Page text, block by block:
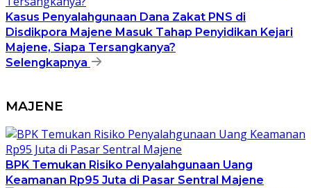
Kasus Penyalahgunaan Dana Zakat PNS di
Disdikpora Majene Masuk Tahap Penyidikan Kejari
Majene, Siapa Tersangkanya?
Selengkapnya
MAJENE
BPK Temukan Risiko Penyalahgunaan Uang
Keamanan Rp95 Juta di Pasar Sentral Majene